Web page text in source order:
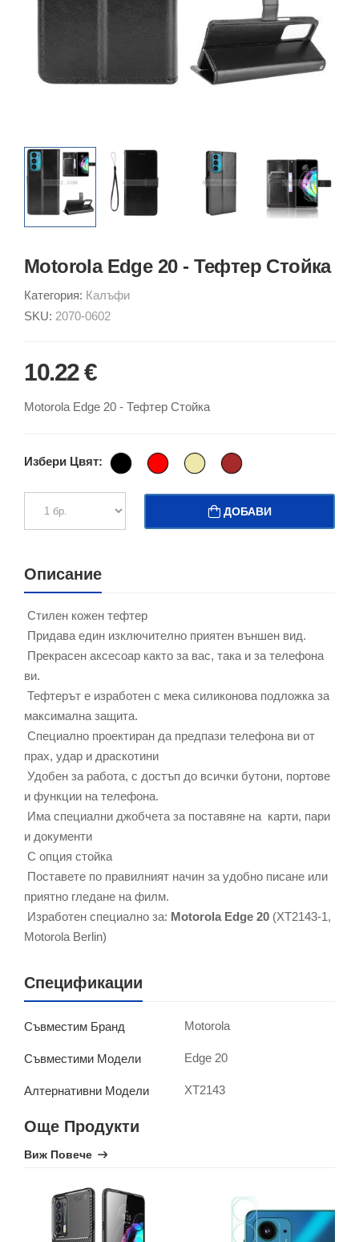
Motorola Edge 20 - Тефтер Стойка
Категория: Калъфи
SKU: 2070-0602
10.22 €
Motorola Edge 20 - Тефтер Стойка
Избери Цвят:
ДОБАВИ
Описание
Стилен кожен тефтер
Придава един изключително приятен външен вид.
Прекрасен аксесоар както за вас, така и за телефона
ви.
Тефтерът е изработен с мека силиконова подложка за
максимална защита.
Специално проектиран да предпази телефона ви от
прах, удар и драскотини
Удобен за работа, с достъп до всички бутони, портове
и функции на телефона.
Има специални джобчета за поставяне на карти, пари
и документи
С опция стойка
Поставете по правилният начин за удобно писане или
приятно гледане на филм.
Изработен специално за: Motorola Edge 20 (XT2143-1,
Motorola Berlin)
Спецификации
Съвместим Бранд Motorola
Съвместими Модели Edge 20
Алтернативни Модели XT2143
Още Продукти
Виж Повече